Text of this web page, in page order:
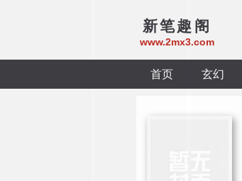
新笔趣阁
www.2mx3.com
首页 玄幻